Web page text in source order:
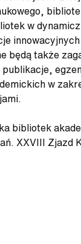
w
będą także
w
bibliotek
XXVIII